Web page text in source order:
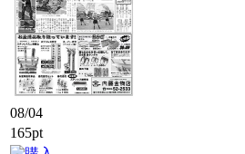
08/04
165pt